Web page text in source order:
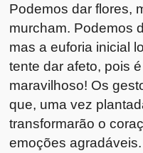
Podemos dar flores,
murcham. Podemos
mas a euforia inicial
tente dar afeto, pois
maravilhoso! Os
que, uma vez
transformarão o
emoções